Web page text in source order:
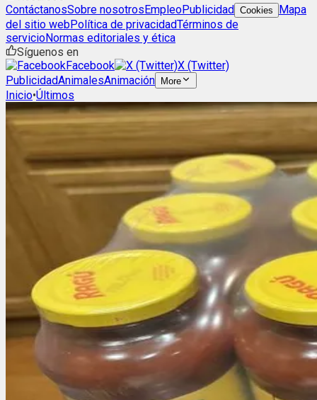
ContáctanosSobre nosotrosEmpleoPublicidad Cookies
Mapa
del sitio webPolítica de privacidadTérminos de
servicioNormas editoriales y ética
Síguenos en
Facebook
X (Twitter)
PublicidadAnimalesAnimación More
Inicio•Últimos